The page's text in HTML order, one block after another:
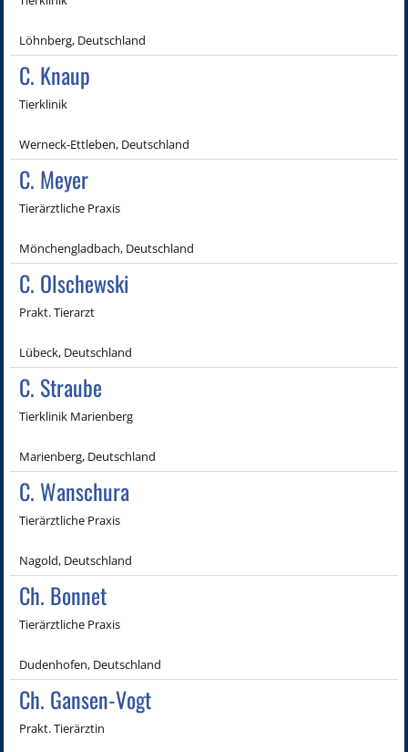
Löhnberg, Deutschland
C. Knaup
Tierklinik
Werneck-Ettleben, Deutschland
C. Meyer
Tierärztliche Praxis
Mönchengladbach, Deutschland
C. Olschewski
Prakt. Tierarzt
Lübeck, Deutschland
C. Straube
Tierklinik Marienberg
Marienberg, Deutschland
C. Wanschura
Tierärztliche Praxis
Nagold, Deutschland
Ch. Bonnet
Tierärztliche Praxis
Dudenhofen, Deutschland
Ch. Gansen-Vogt
Prakt. Tierärztin